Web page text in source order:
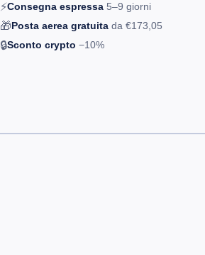
⚡Consegna espressa 5–9 giorni
🎁Posta aerea gratuita da €173,05
🔒Sconto crypto −10%